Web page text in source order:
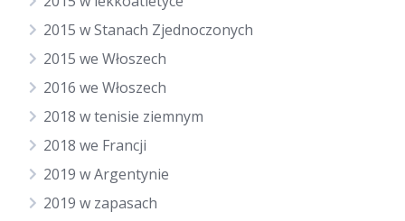
2015 w Stanach Zjednoczonych
2015 we Włoszech
2016 we Włoszech
2018 w tenisie ziemnym
2018 we Francji
2019 w Argentynie
2019 w zapasach